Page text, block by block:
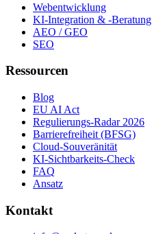
Webentwicklung
KI-Integration & -Beratung
AEO / GEO
SEO
Ressourcen
Blog
EU AI Act
Regulierungs-Radar 2026
Barrierefreiheit (BFSG)
Cloud-Souveränität
KI-Sichtbarkeits-Check
FAQ
Ansatz
Kontakt